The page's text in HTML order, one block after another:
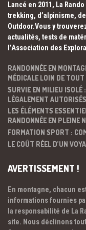
Lancé en 2011, La
trekking, d’alpinisme,
Outdoor.Vous y
actualités, tests de
l’Association des
RANDONNÉE EN
MÉDICALE LOIN DE TOUT
SURVIE EN MILIEU ISOLÉ
LÉGALEMENT
LES ÉLÉMENTS
RANDONNÉE EN PLEINE
FORMATION SPORT :
LE COÛT RÉEL D’UN
AVERTISSEMENT !
En montagne, chacun
informations fournies
la responsabilité de La
site. Nous déclinons